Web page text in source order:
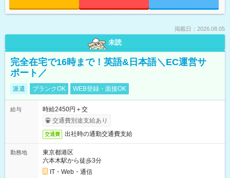
掲載日：2026.08.05
未読
完全在宅で16時まで！英語&日本語＼EC運営サ
ポート／
派遣 ブランクOK WEB登録・面接OK
給与
時給2450円＋交
交通費別途支給あり
交通費 出社時の通勤交通費支給
勤務地
東京都港区
六本木駅から徒歩3分
IT・Web・通信